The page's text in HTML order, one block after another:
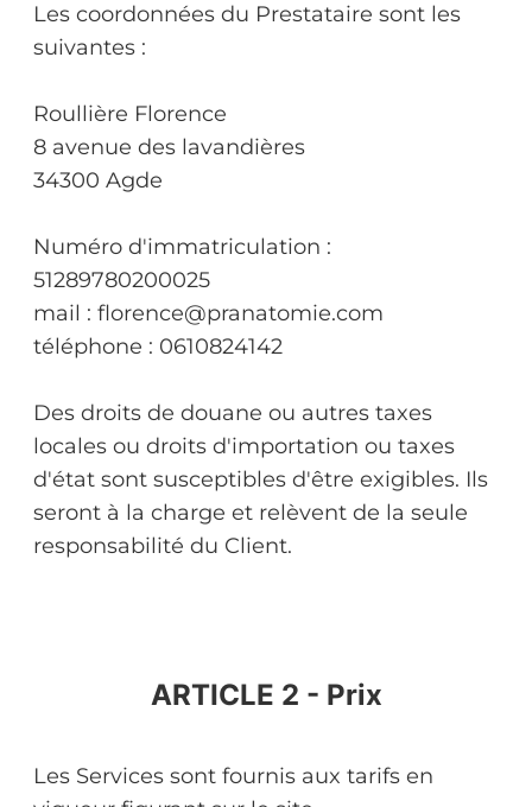
Les coordonnées du Prestataire sont les
suivantes :
Roullière Florence
8 avenue des lavandières
34300 Agde
Numéro d'immatriculation :
51289780200025
mail : florence@pranatomie.com
téléphone : 0610824142
Des droits de douane ou autres taxes
locales ou droits d'importation ou taxes
d'état sont susceptibles d'être exigibles. Ils
seront à la charge et relèvent de la seule
responsabilité du Client.
ARTICLE 2 - Prix
Les Services sont fournis aux tarifs en